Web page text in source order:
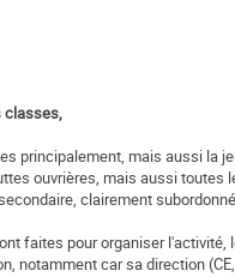
classes,
principalement, mais aussi la
ouvrières, mais aussi toutes
clairement
faites pour organiser
notamment car sa direction